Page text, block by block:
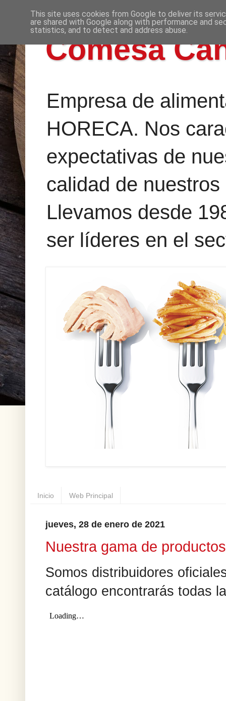
Comesa
Empresa de
HORECA. Nos
expectativas de
calidad de
Llevamos desde
ser líderes en el
Inicio Web Principal
jueves, 28 de enero de 2021
Nuestra gama de
Somos distribuidores
catálogo encontrarás todas
This site uses cookies from Google to deliver its
are shared with Google along with performance and
statistics, and to detect and address abuse.